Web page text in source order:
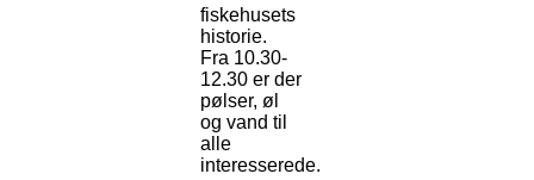
fiskehusets
historie.
Fra 10.30-
12.30 er der
pølser, øl
og vand til
alle
interesserede.